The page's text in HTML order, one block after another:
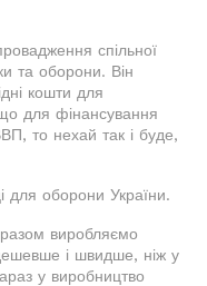
спільної
та оборони. Він
кошти для
для фінансування
то нехай так і буде,
для оборони України.
виробляємо
і швидше, ніж у
у виробництво